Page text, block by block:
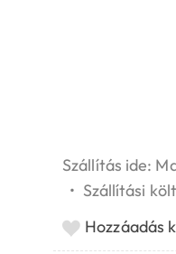
Szállítás ide:
• Szállítási
Hozzáadás